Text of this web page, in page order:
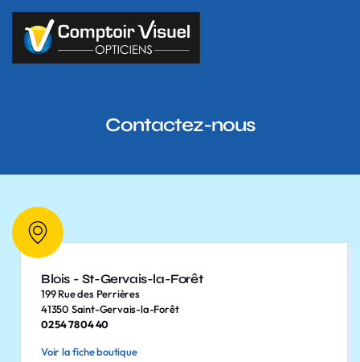
Contactez-nous
Blois - St-Gervais-la-Forêt
199 Rue des Perrières
41350 Saint-Gervais-la-Forêt
02 54 78 04 40
Voir la fiche boutique